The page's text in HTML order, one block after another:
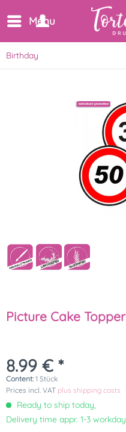
Menu
Birthday
Picture Cake
8.99 € *
Content: 1 Stück
Prices incl. VAT plus shipping costs
Ready to ship today,
Delivery time appr. 1-3